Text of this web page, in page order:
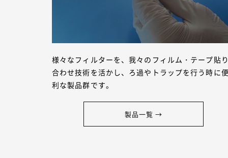
様々なフィルターを、我々のフィルム・テープ貼
合わせ技術を活かし、ろ過やトラップを行う時に
利な製品群です。
製品一覧 →